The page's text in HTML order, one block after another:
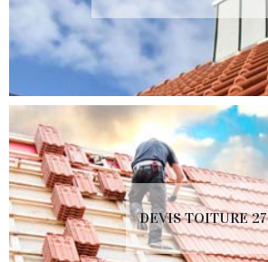
DEVIS TOITURE 27